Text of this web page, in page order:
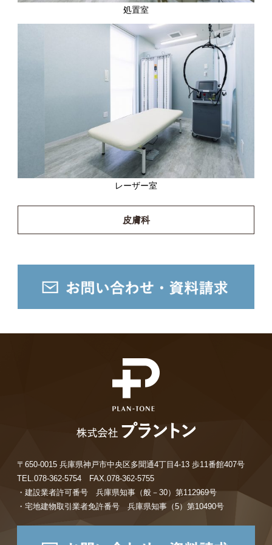
処置室
レーザー室
皮膚科
〒650-0015 兵庫県神戸市中央区多聞通4丁目4-13 歩11番館407号
TEL.078-362-5754 FAX.078-362-5755
・建設業者許可番号 兵庫県知事（般－30）第112969号
・宅地建物取引業者免許番号 兵庫県知事（5）第10490号